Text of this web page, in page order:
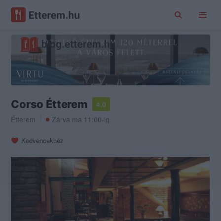
Corso Étterem
4.0
Étterem
Zárva ma 11:00-ig
Kedvencekhez